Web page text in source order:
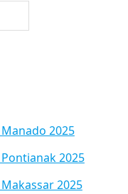
2025
2025
2025